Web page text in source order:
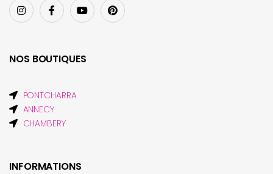
NOS BOUTIQUES
PONTCHARRA
ANNECY
CHAMBERY
INFORMATIONS